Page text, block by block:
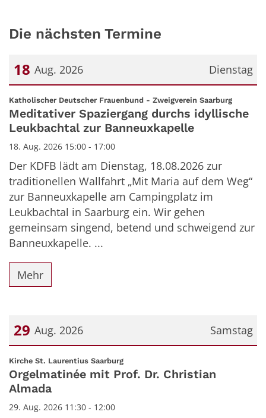
Die nächsten Termine
Dienstag
18 Aug. 2026
Datum: 18. August 2026
Katholischer Deutscher Frauenbund - Zweigverein Saarburg:
Meditativer Spaziergang durchs idyllische
Leukbachtal zur Banneuxkapelle
18. Aug. 2026 15:00 - 17:00
Der KDFB lädt am Dienstag, 18.08.2026 zur
traditionellen Wallfahrt „Mit Maria auf dem Weg“
zur Banneuxkapelle am Campingplatz im
Leukbachtal in Saarburg ein. Wir gehen
gemeinsam singend, betend und schweigend zur
Banneuxkapelle. ...
Mehr
Samstag
29 Aug. 2026
Datum: 29. August 2026
Kirche St. Laurentius Saarburg:
Orgelmatinée mit Prof. Dr. Christian
Almada
29. Aug. 2026 11:30 - 12:00